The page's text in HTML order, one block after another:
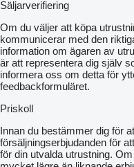
reinforced rack of rotary
50x50x5 without welds of
12,000 ha;
bushings made of special
maintenance are used in
Avers-Agro authoring,
the sleeve on the bracket
special composite material
allows you to copy the
on each sprocket, two
SKF are additionally
bearing assembly
Säljarverifiering
Om du väljer att köpa
kommunicerar med den
information om ägaren av
är att representera dig själv
informera oss om detta för
feedbackformuläret.
Priskoll
Innan du bestämmer dig för
försäljningserbjudanden för
för din utvalda utrustning.